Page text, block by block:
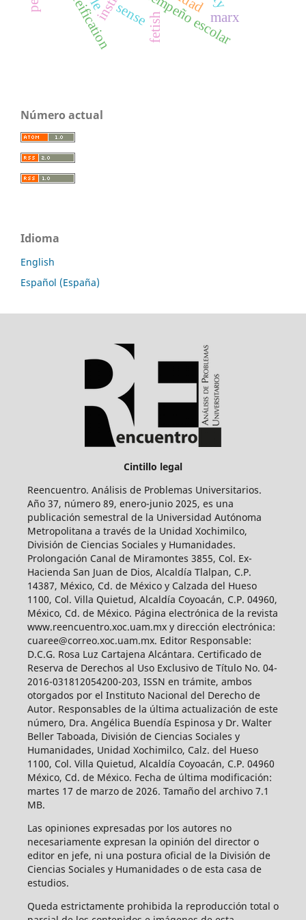
desempeño escolar
fetish
reification marx
sense
Número actual
Idioma
English
Español (España)
Cintillo legal
Reencuentro. Análisis de Problemas Universitarios.
Año 37, número 89, enero-junio 2025, es una
publicación semestral de la Universidad Autónoma
Metropolitana a través de la Unidad Xochimilco,
División de Ciencias Sociales y Humanidades.
Prolongación Canal de Miramontes 3855, Col. Ex-
Hacienda San Juan de Dios, Alcaldía Tlalpan, C.P.
14387, México, Cd. de México y Calzada del Hueso
1100, Col. Villa Quietud, Alcaldía Coyoacán, C.P. 04960,
México, Cd. de México. Página electrónica de la revista
www.reencuentro.xoc.uam.mx y dirección electrónica:
cuaree@correo.xoc.uam.mx. Editor Responsable:
D.C.G. Rosa Luz Cartajena Alcántara. Certificado de
Reserva de Derechos al Uso Exclusivo de Título No. 04-
2016-031812054200-203, ISSN en trámite, ambos
otorgados por el Instituto Nacional del Derecho de
Autor. Responsables de la última actualización de este
número, Dra. Angélica Buendía Espinosa y Dr. Walter
Beller Taboada, División de Ciencias Sociales y
Humanidades, Unidad Xochimilco, Calz. del Hueso
1100, Col. Villa Quietud, Alcaldía Coyoacán, C.P. 04960
México, Cd. de México. Fecha de última modificación:
martes 17 de marzo de 2026. Tamaño del archivo 7.1
MB.
Las opiniones expresadas por los autores no
necesariamente expresan la opinión del director o
editor en jefe, ni una postura oficial de la División de
Ciencias Sociales y Humanidades o de esta casa de
estudios.
Queda estrictamente prohibida la reproducción total o